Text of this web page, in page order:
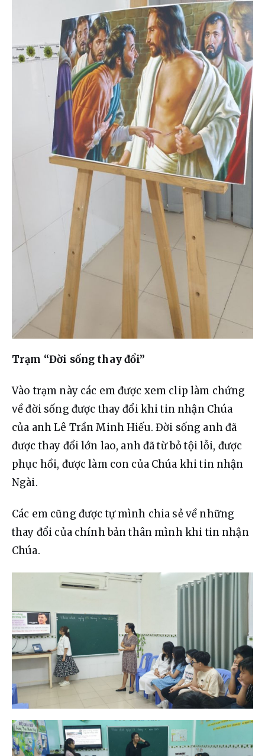
Trạm “Đời sống thay đổi”
Vào trạm này các em được xem clip làm chứng
về đời sống được thay đổi khi tin nhận Chúa
của anh Lê Trần Minh Hiếu. Đời sống anh đã
được thay đổi lớn lao, anh đã từ bỏ tội lỗi, được
phục hồi, được làm con của Chúa khi tin nhận
Ngài.
Các em cũng được tự mình chia sẻ về những
thay đổi của chính bản thân mình khi tin nhận
Chúa.